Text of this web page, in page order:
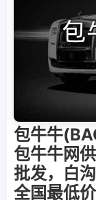
包牛牛
包牛牛网
批发，白
全国最低价